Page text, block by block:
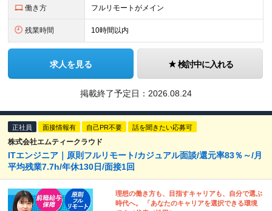
働き方 フルリモートがメイン
残業時間 10時間以内
求人を見る 検討中に入れる
掲載終了予定日： 2026.08.24
正社員 面接情報有 自己PR不要 話を聞きたい応募可
株式会社エムティークラウド
ITエンジニア｜原則フルリモート/カジュアル面談/還元率83％～/月
平均残業7.7h/年休130日/面接1回
理想の働き方も、目指すキャリアも、自分で選ぶ
時代へ。 「あなたのキャリアを選択できる環境